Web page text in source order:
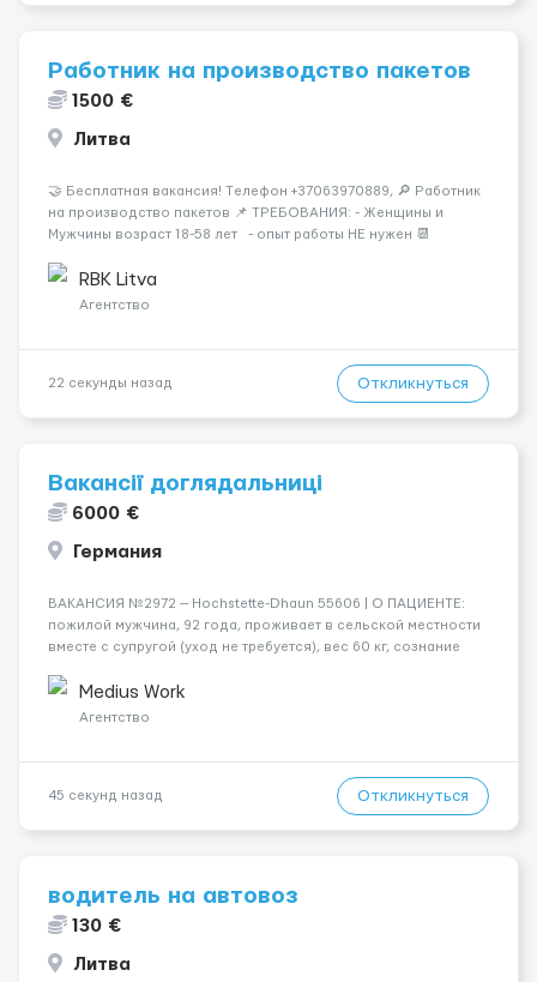
Работник на производство пакетов
1500 €
Литва
🤝 Бесплатная вакансия! Tелефон +37063970889, 🔎 Работник
на производство пакетов 📌 ТРЕБОВАНИЯ: - Женщины и
Мужчины возраст 18-58 лет - опыт работы НЕ нужен 📆
зависимости от отдела и должност...
RBK Litva
Агентство
22 секунды назад Откликнуться
Вакансії доглядальниці
6000 €
Германия
ВАКАНСИЯ №2972 — Hochstette-Dhaun 55606 | О ПАЦИЕНТЕ:
пожилой мужчина, 92 года, проживает в сельской местности
вместе с супругой (уход не требуется), вес 60 кг, сознание
полный уход — кормление мягкой пищей, гигиена,
переворачивание ...
Medius Work
Агентство
45 секунд назад Откликнуться
водитель на автовоз
130 €
Литва